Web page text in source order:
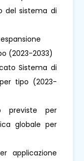
del sistema di
(2023-2033)
Sistema di
tipo (2023-
previste per
globale per
applicazione